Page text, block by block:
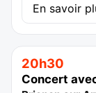
En savoir
20h30
Concert